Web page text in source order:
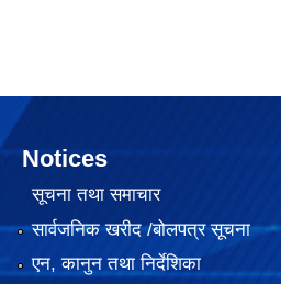
Notices
सूचना तथा समाचार
सार्वजनिक खरीद /बोलपत्र सूचना
एन, कानुन तथा निर्देशिका